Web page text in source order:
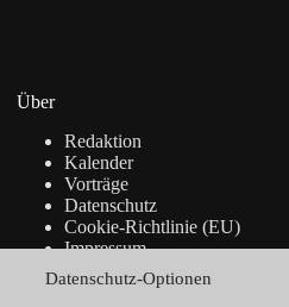
Datenschutz-Optionen
Über
Redaktion
Kalender
Vorträge
Datenschutz
Cookie-Richtlinie (EU)
Impressum